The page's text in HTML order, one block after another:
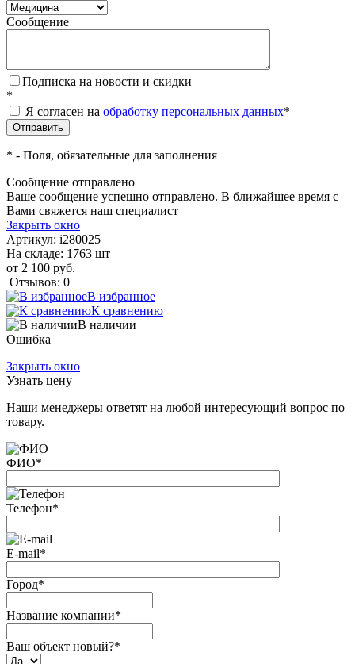
Сообщение
Подписка на новости и скидки
*
Я согласен на обработку персональных данных*
* - Поля, обязательные для заполнения
Сообщение отправлено
Ваше сообщение успешно отправлено. В ближайшее время с
Вами свяжется наш специалист
Закрыть окно
Артикул: i280025
На складе: 1763 шт
от 2 100 руб.
Отзывов: 0
В избранное
К сравнению
В наличии
Ошибка
Закрыть окно
Узнать цену
Наши менеджеры ответят на любой интересующий вопрос по
товару.
ФИО*
Телефон*
E-mail*
Город*
Название компании*
Ваш объект новый?*